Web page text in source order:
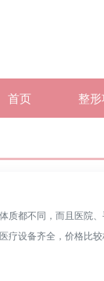
首页 整形
质都不同，而且医院
疗设备齐全，价格比较